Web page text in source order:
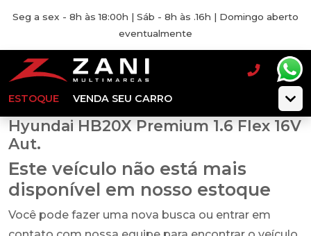
Seg a sex - 8h às 18:00h | Sáb - 8h às .16h | Domingo aberto
eventualmente
ESTOQUE VENDA SEU CARRO
Hyundai HB20X Premium 1.6 Flex 16V
Aut.
Este veículo não está mais
disponível em nosso estoque
Você pode fazer uma nova busca ou entrar em